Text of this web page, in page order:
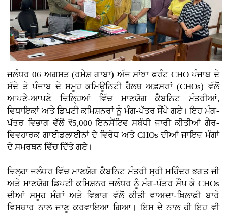
ਜਲੰਧਰ 06 ਅਗਸਤ (ਰਮੇਸ਼ ਗਾਬਾ) ਅੱਜ ਸਾਂਝਾ ਫਰੰਟ CHO ਪੰਜਾਬ ਦੇ
ਸੱਦੇ ਤੇ ਪੰਜਾਬ ਦੇ ਸਮੂਹ ਕਮਿਊਨਿਟੀ ਹੈਲਥ ਅਫ਼ਸਰਾਂ (CHOs) ਵੱਲੋਂ
ਆਪਣੇ-ਆਪਣੇ ਜ਼ਿਲ੍ਹਿਆਂ ਵਿੱਚ ਮਾਣਯੋਗ ਕੈਬਨਿਟ ਮੰਤਰੀਆਂ,
ਵਿਧਾਇਕਾਂ ਅਤੇ ਡਿਪਟੀ ਕਮਿਸ਼ਨਰਾਂ ਨੂੰ ਮੰਗ-ਪੱਤਰ ਸੌਂਪੇ ਗਏ। ਇਹ ਮੰਗ-
ਪੱਤਰ ਵਿਭਾਗ ਵੱਲੋਂ ₹5,000 ਇਨਸੈਂਟਿਵ ਸਬੰਧੀ ਜਾਰੀ ਕੀਤੀਆਂ ਗੈਰ-
ਵਿਵਹਾਰਕ ਗਾਈਡਲਾਈਨਾਂ ਦੇ ਵਿਰੋਧ ਅਤੇ CHOs ਦੀਆਂ ਜਾਇਜ਼ ਮੰਗਾਂ
ਦੇ ਸਮਰਥਨ ਵਿੱਚ ਦਿੱਤੇ ਗਏ।
ਜ਼ਿਲ੍ਹਾ ਜਲੰਧਰ ਵਿੱਚ ਮਾਣਯੋਗ ਕੈਬਨਿਟ ਮੰਤਰੀ ਸ੍ਰੀ ਮਹਿੰਦਰ ਭਗਤ ਜੀ
ਅਤੇ ਮਾਣਯੋਗ ਡਿਪਟੀ ਕਮਿਸ਼ਨਰ ਜਲੰਧਰ ਨੂੰ ਮੰਗ-ਪੱਤਰ ਸੌਂਪ ਕੇ CHOs
ਦੀਆਂ ਸਮੂਹ ਮੰਗਾਂ ਅਤੇ ਵਿਭਾਗ ਵੱਲੋਂ ਕੀਤੀ ਵਾਅਦਾ-ਖ਼ਿਲਾਫ਼ੀ ਬਾਰੇ
ਵਿਸਥਾਰ ਨਾਲ ਜਾਣੂ ਕਰਵਾਇਆ ਗਿਆ। ਇਸ ਦੇ ਨਾਲ ਹੀ ਇਹ ਵੀ